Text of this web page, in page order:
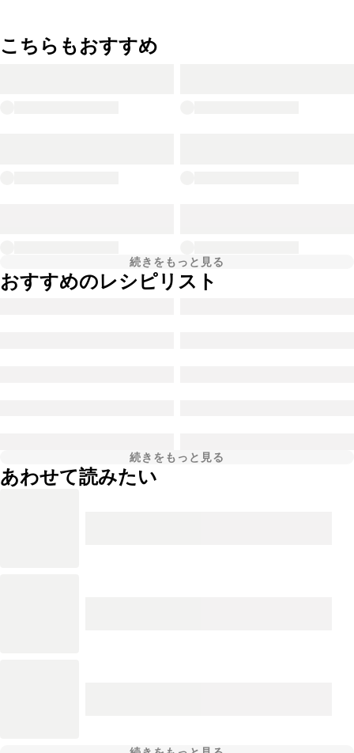
こちらもおすすめ
続きをもっと見る
おすすめのレシピリスト
続きをもっと見る
あわせて読みたい